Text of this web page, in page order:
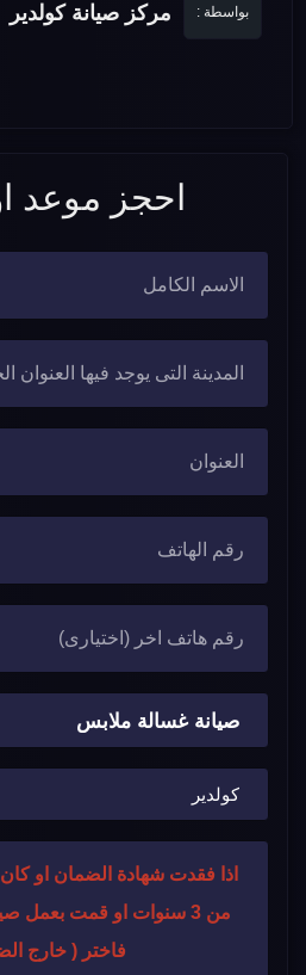
بواسطة : مركز صيانة كولدير
احجز موعد
اذا فقدت شهادة الضمان او كان
من 3 سنوات او قمت بعمل
فاختر ( خارج